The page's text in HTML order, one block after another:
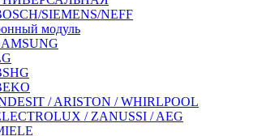
SIEMENS/NEFF
модуль
/ ARISTON / WHIRLPOOL
/ ZANUSSI / AEG